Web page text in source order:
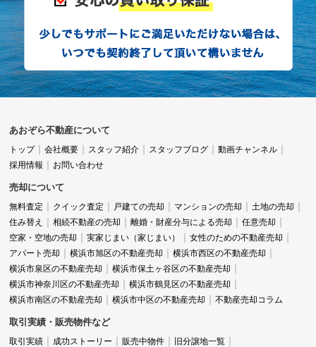
あおぞら不動産について
トップ 会社概要 スタッフ紹介 スタッフブログ
動画チャンネル
採用情報
お問い合わせ
売却について
無料査定 クイック査定 戸建ての売却 マンションの売却
土地の売却
住み替え
相続不動産の売却 離婚・財産分与による売却
任意売却
空家・空地の売却
実家じまい（家じまい）
女性のための不動産売却
アパート売却
横浜市旭区の不動産売却
横浜市西区の不動産売却
横浜市泉区の不動産売却
横浜市保土ヶ谷区の不動産売却
横浜市神奈川区の不動産売却
横浜市鶴見区の不動産売却
横浜市南区の不動産売却
横浜市中区の不動産売却 不動産売却コラム
取引実績・販売物件など
取引実績 成功ストーリー 販売中物件
旧分譲地一覧